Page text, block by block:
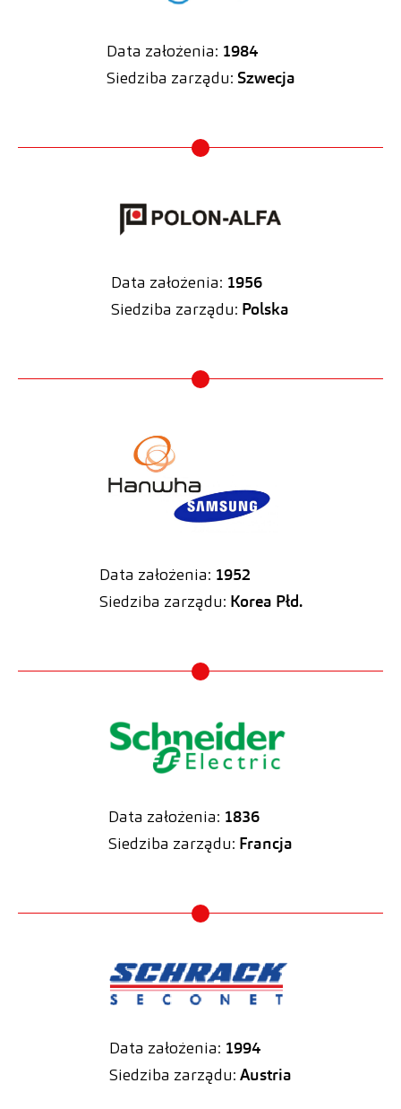
Data założenia: 1984
Siedziba zarządu: Szwecja
Data założenia: 1956
Siedziba zarządu: Polska
Data założenia: 1952
Siedziba zarządu: Korea Płd.
Data założenia: 1836
Siedziba zarządu: Francja
Data założenia: 1994
Siedziba zarządu: Austria